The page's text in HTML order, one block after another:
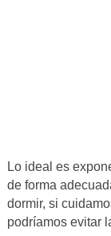
Lo ideal es
de forma
dormir, si
podríamos evitar